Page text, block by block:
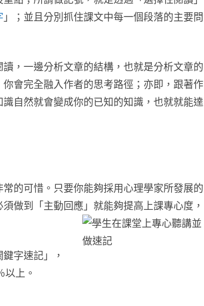
」；並且分別抓住課文中每一個段落的主要問
，一邊分析文章的結構，也就是分析文章的
會完全融入作者的思考路徑；亦即，跟著作
自然就會變成你的已知的知識，也就就能達
的可惜。只要你能夠採用心理學家所發展的
做到「主動回應」就能夠提高上課專心度，
字速記」，
上。